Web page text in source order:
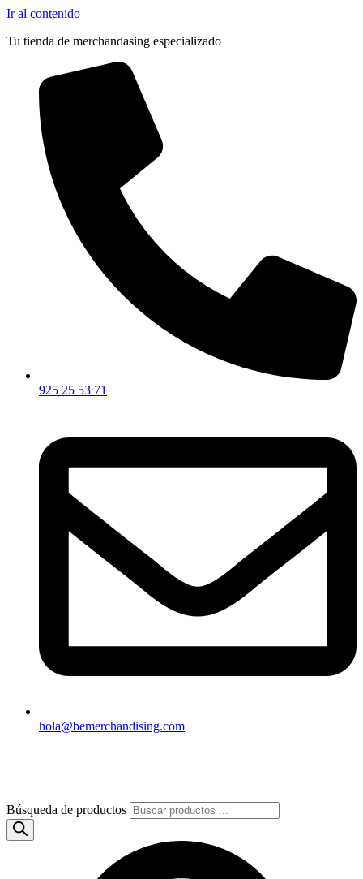
Ir al contenido
Tu tienda de merchandasing especializado
925 25 53 71
hola@bemerchandising.com
Búsqueda de productos